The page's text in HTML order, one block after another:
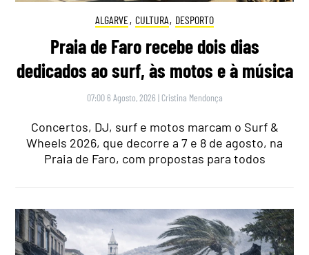
ALGARVE, CULTURA, DESPORTO
Praia de Faro recebe dois dias
dedicados ao surf, às motos e à música
07:00 6 Agosto, 2026 | Cristina Mendonça
Concertos, DJ, surf e motos marcam o Surf &
Wheels 2026, que decorre a 7 e 8 de agosto, na
Praia de Faro, com propostas para todos